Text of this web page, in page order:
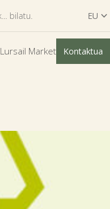
EU 
ES
EU
Lursail Market Kontaktua